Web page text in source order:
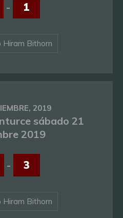
- 1
Bithorn
2019
sábado 21
2019
- 3
Bithorn